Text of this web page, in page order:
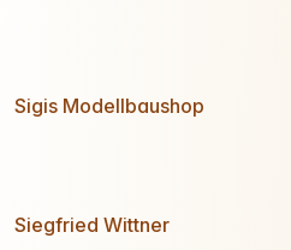
Sigis Modellbaushop
Siegfried Wittner